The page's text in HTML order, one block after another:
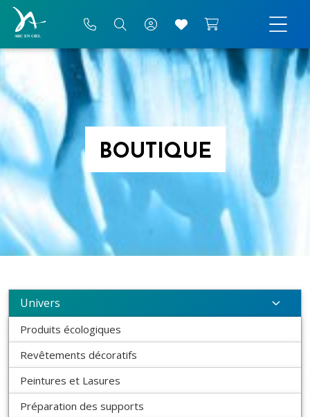
BOUTIQUE
Univers
Produits écologiques
Revêtements décoratifs
Peintures et Lasures
Préparation des supports